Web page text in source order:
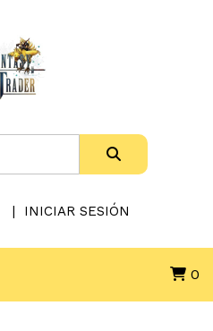
INICIAR SESIÓN
0